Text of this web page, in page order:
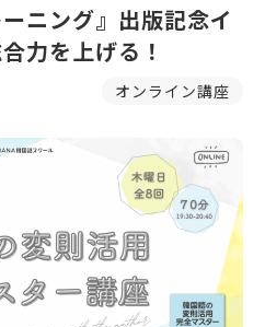
ニング』出版記念イ
力を上げる！
オンライン講座